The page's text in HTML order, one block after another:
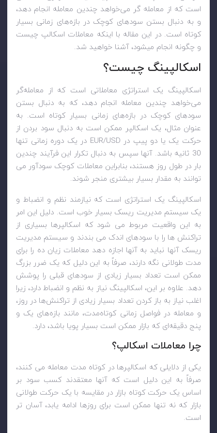
است که از معامله‌ گر می‌خواهد چندین معامله انجام دهد،
و به دنبال بستن سودهای کوچک در بازه‌های زمانی بسیار
کوتاه است. در این مقاله با اینکه معاملات اسکالپ چیست
و چگونه انجام میشود، آشنا خواهید شد.
اسکالپینگ چیست؟
اسکالپینگ یک استراتژی معاملاتی است که از معامله‌گر
می‌خواهد چندین معامله انجام دهد، که به دنبال بستن
سودهای کوچک در بازه‌های زمانی بسیار کوتاه است. به
عنوان مثال، یک اسکالپر ممکن است به دنبال سود بردن از
حرکت یک یا دو پیپ در EUR/USD در یک دوره زمانی تنها
30 ثانیه باشد. آنها سپس به دنبال تکرار این فرآیند چندین
بار در طول روز هستند، بنابراین معاملات کوچک سودآور می
توانند به مقدار بسیار بیشتری منجر شوند.
اسکالپینگ یک استراتژی است که نیازمند نظم و انضباط و
یک سیستم مدیریت ریسک بسیار خوب است. دلیل این امر
به این واقعیت مربوط می شود که اسکالپرها بسیاری از
تراکنش ها را با سودهای اندک می بندند و سیستم مدیریت
ریسک آنها نباید به آنها اجازه دهد معاملات زیان ده را برای
مدت طولانی نگه دارند، صرفاً به این دلیل که یک ضرر بزرگ
ممکن است تعداد بسیار زیادی از سودهای قبلی را پوشش
دهد. علاوه بر این، اسکالپینگ نیاز به نظم و انضباط دارد، زیرا
اغلب نیاز به باز کردن تعداد بسیار زیادی از تراکنش‌ها در روز،
و معامله در فواصل زمانی کوتاه‌مدت، مانند بازه‌های یک و
پنج دقیقه‌ای که بازار ممکن است بسیار پویا باشد، دارد.
چرا معاملات اسکالپ؟
یکی از دلایلی که اسکالپرها در کوتاه مدت معامله می کنند،
صرفاً به این دلیل است که آنها معتقدند کسب سود بر
اساس یک حرکت کوتاه بازار در مقایسه با یک حرکت طولانی
بازار که نه تنها ممکن است برای روزها ادامه یابد، آسان تر
است.